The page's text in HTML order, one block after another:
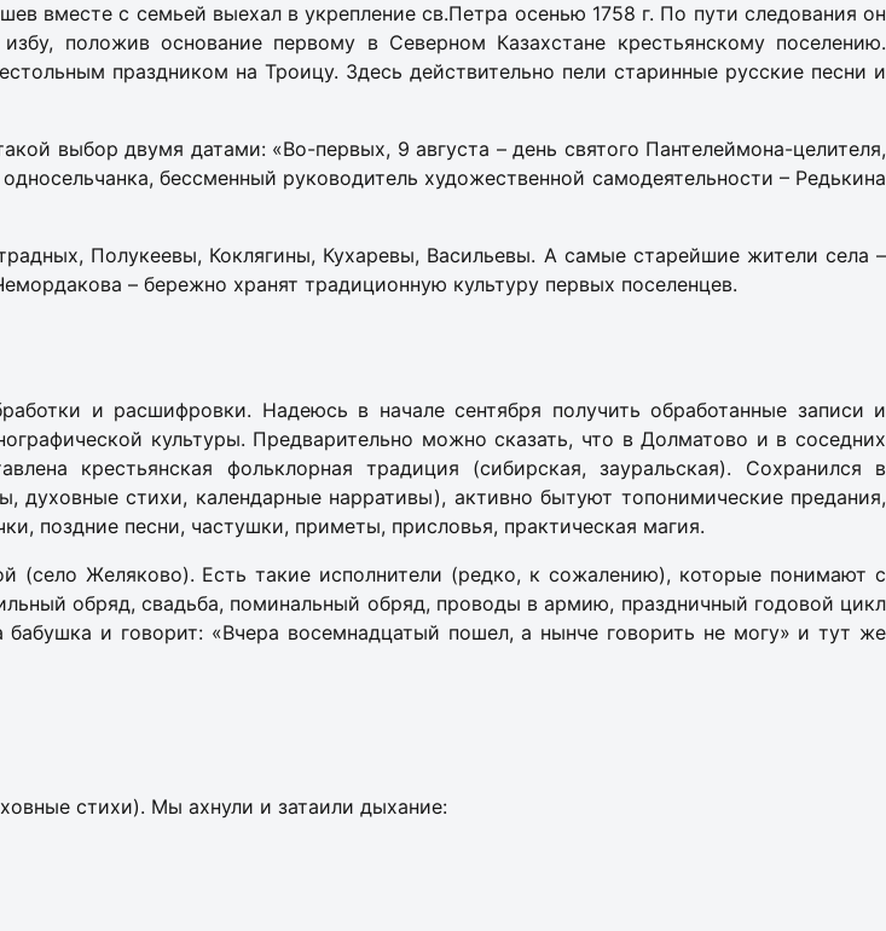
вместе с семьей выехал в укрепление св.Петра осенью 1758 г. По пути следования он
положив основание первому в Северном Казахстане крестьянскому поселению.
праздником на Троицу. Здесь действительно пели старинные русские песни и
выбор двумя датами: «Во-первых, 9 августа – день святого Пантелеймона-целителя,
бессменный руководитель художественной самодеятельности – Редькина
Полукеевы, Коклягины, Кухаревы, Васильевы. А самые старейшие жители села –
– бережно хранят традиционную культуру первых поселенцев.
и расшифровки. Надеюсь в начале сентября получить обработанные записи и
культуры. Предварительно можно сказать, что в Долматово и в соседних
крестьянская фольклорная традиция (сибирская, зауральская). Сохранился в
стихи, календарные нарративы), активно бытуют топонимические предания,
поздние песни, частушки, приметы, присловья, практическая магия.
Желяково). Есть такие исполнители (редко, к сожалению), которые понимают с
обряд, свадьба, поминальный обряд, проводы в армию, праздничный годовой цикл
и говорит: «Вчера восемнадцатый пошел, а нынче говорить не могу» и тут же
стихи). Мы ахнули и затаили дыхание: